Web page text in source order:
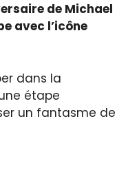
de Michael
avec l’icône
dans la
étape
un fantasme de